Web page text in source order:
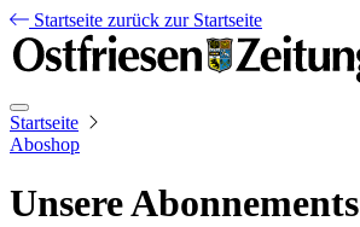
Startseite zurück zur Startseite
Startseite
Aboshop
Unsere Abonnements